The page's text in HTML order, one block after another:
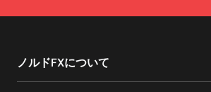
ノルドFXについて